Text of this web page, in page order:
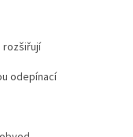
rozšiřují
odepínací